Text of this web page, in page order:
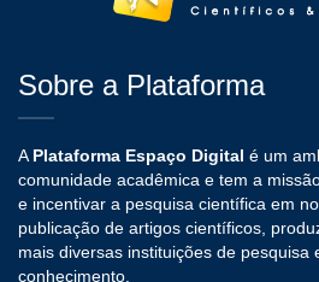
Sobre a Plataforma
A Plataforma Espaço Digital é um
comunidade acadêmica e tem a
e incentivar a pesquisa científica em
publicação de artigos científicos,
mais diversas instituições de pesquisa
conhecimento.